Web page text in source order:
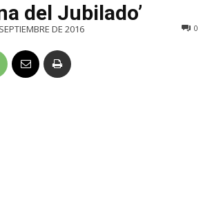
del Jubilado’
DE 2016 0